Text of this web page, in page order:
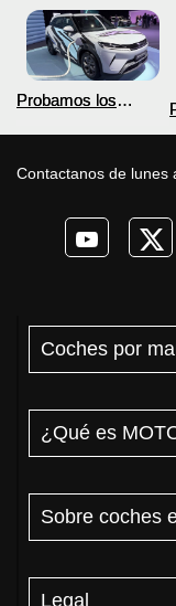
Probamos los
DM-i y EV con más
Contactanos de lunes
Coches por
¿Qué es
Sobre coches
Legal